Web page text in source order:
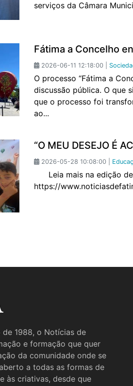
serviços da Câmara
Fátima a Concelho
2026-06-11 12:18:00 |
O processo “Fátima a
discussão pública. O que
que o processo foi
ao...
“O MEU DESEJO É
2026-05-28 10:08:00 |
Leia mais na edição
https://
de 1988, o Notícias de
e formação que quer
da comunidade onde se
a todas as formas de
às criativas, desde que